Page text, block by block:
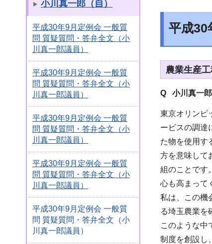
小川真一郎（自）
平成30年9月定例会 一般質
問 質疑質問・答弁全文（小
川真一郎議員）
平成30年9月定例会 一般質
問 質疑質問・答弁全文（小
川真一郎議員）
平成30年9月定例会 一般質
問 質疑質問・答弁全文（小
川真一郎議員）
平成30年9月定例会 一般質
問 質疑質問・答弁全文（小
川真一郎議員）
平成30年9月定例会 一般質
問 質疑質問・答弁全文（小
川真一郎議員）
平成30
農業生産
Q 小川真一
東京オリンピ
ービスの調達
た物を使用す
方を意味して
組のことです
心も高まって
私は、この機
る埼玉農業を
このような中
制度を創設し